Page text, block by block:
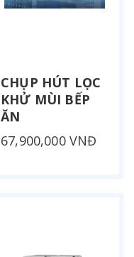
CHỤP HÚT LỌC
KHỬ MÙI BẾP
ĂN
67,900,000 VNĐ